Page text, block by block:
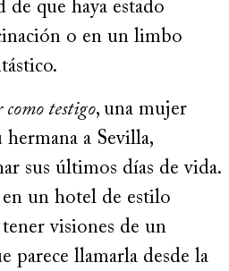
que haya estado
o en un limbo
testigo, una mujer
a Sevilla,
sus últimos días de vida.
un hotel de estilo
visiones de un
parece llamarla desde la